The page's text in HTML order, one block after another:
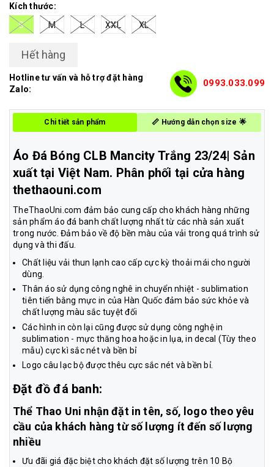
Kích thước:
S
M L XXL XL
Hết hàng
Hotline tư vấn và hỗ trợ đặt hàng
Zalo:
0993.033.099
Chi tiết sản phẩm 📏 Hướng dẫn chọn size 🌟
Áo Đá Bóng CLB Mancity Trắng 23/24| Sản
xuất tại Việt Nam. Phân phối tại cửa hàng
thethaouni.com
TheThaoUni.com đảm bảo cung cấp cho khách hàng những
sản phẩm áo đá banh chất lượng nhất từ các nhà sản xuất
trong nước. Đảm bảo về độ bền màu của vải trong quá trình sử
dụng và thi đấu.
Chất liệu vải thun lạnh cao cấp cực kỳ thoải mái cho người
dùng.
Thân áo sử dụng công nghê in chuyển nhiệt - sublimation
tiên tiến bằng mực in của Hàn Quốc đảm bảo sức khỏe và
chất lượng màu sắc tuyệt đối
Các hình in còn lại cũng được sử dụng công nghệ in
sublimation - mực thăng hoa hoặc in lụa, in decal (Tùy theo
mẫu) cực kì sắc nét và bền bỉ
Logo câu lạc bộ được thêu cực sắc nét và bền bỉ.
Đặt đồ đá banh:
Thể Thao Uni nhận đặt in tên, số, logo theo yêu
cầu của khách hàng từ số lượng ít đến số lượng
nhiều
Ưu đãi giá đặc biệt cho khách đặt số lượng trên 10 Bộ